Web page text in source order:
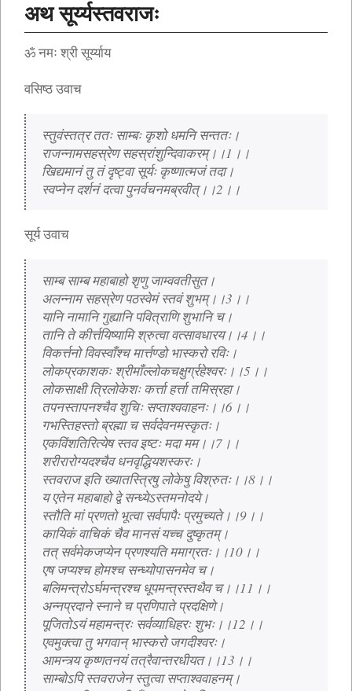
अथ सूर्य्यस्तवराजः
ॐ नमः श्री सूर्य्याय
वसिष्ठ उवाच
स्तुवंस्तत्र ततः साम्बः कृशो धमनि सन्ततः।
राजन्नामसहस्रेण सहस्रांशुन्दिवाकरम्।।1।।
खिद्यमानं तु तं दृष्ट्वा सूर्यः कृष्णात्मजं तदा।
स्वप्नेन दर्शनं दत्वा पुनर्वचनमब्रवीत्।।2।।
सूर्य उवाच
साम्ब साम्ब महाबाहो शृणु जाम्ववतीसुत।
अलन्नाम सहस्रेण पठस्वेमं स्तवं शुभम्।।3।।
यानि नामानि गुह्यानि पवित्राणि शुभानि च।
तानि ते कीर्त्तयिष्यामि श्रुत्वा वत्सावधारय।।4।।
विकर्त्तनो विवस्वाँश्च मार्त्तण्डो भास्करो रविः।
लोकप्रकाशकः श्रीमाँल्लोकचक्षुर्ग्रहेश्वरः।।5।।
लोकसाक्षी त्रिलोकेशः कर्त्ता हर्त्ता तमिस्रहा।
तपनस्तापनश्चैव शुचिः सप्ताश्ववाहनः।।6।।
गभस्तिहस्तो ब्रह्मा च सर्वदेवनमस्कृतः।
एकविंशतिरित्येष स्तव इष्टः मदा मम।।7।।
शरीरारोग्यदश्चैव धनवृद्धियशस्करः।
स्तवराज इति ख्यातस्त्रिषु लोकेषु विश्रुतः।।8।।
य एतेन महाबाहो द्वे सन्ध्येऽस्तमनोदये।
स्तौति मां प्रणतो भूत्वा सर्वपापैः प्रमुच्यते।।9।।
कायिकं वाचिकं चैव मानसं यच्च दुष्कृतम्।
तत् सर्वमेकजप्येन प्रणश्यति ममाग्रतः।।10।।
एष जप्यश्च होमश्च सन्ध्योपासनमेव च।
बलिमन्त्रोऽर्घमन्त्रश्च धूपमन्त्रस्तथैव च।।11।।
अन्नप्रदाने स्नाने च प्रणिपाते प्रदक्षिणे।
पूजितोऽयं महामन्त्रः सर्वव्याधिहरः शुभः।।12।।
एवमुक्त्वा तु भगवान् भास्करो जगदीश्वरः।
आमन्त्र्य कृष्णतनयं तत्रैवान्तरधीयत।।13।।
साम्बोऽपि स्तवराजेन स्तुत्वा सप्ताश्ववाहनम्।